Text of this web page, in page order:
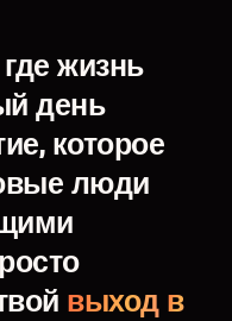
где жизнь
день
которое
люди
выход в